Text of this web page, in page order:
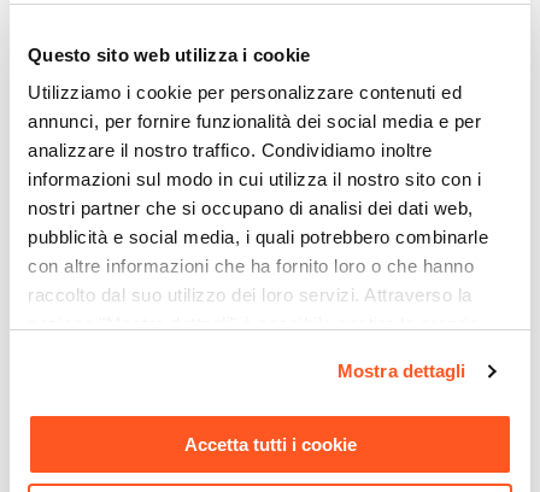
Questo sito web utilizza i cookie
Utilizziamo i cookie per personalizzare contenuti ed
annunci, per fornire funzionalità dei social media e per
analizzare il nostro traffico. Condividiamo inoltre
informazioni sul modo in cui utilizza il nostro sito con i
nostri partner che si occupano di analisi dei dati web,
pubblicità e social media, i quali potrebbero combinarle
con altre informazioni che ha fornito loro o che hanno
raccolto dal suo utilizzo dei loro servizi. Attraverso la
momento. Per maggiori informazioni si invita a leggere la
Mostra dettagli
Accetta tutti i cookie
Ø 40 cm
17,5 cm
Capacità
14 L
Impilabile
Si
Colore
Bronzo
Sistema Riserva Acqua
€ 13,01
naturale con disegno
€ 9,00